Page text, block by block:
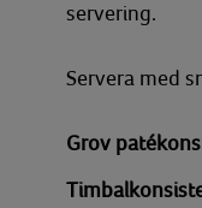
servering.
Servera med
Grov